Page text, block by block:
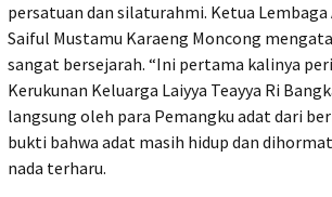
persatuan dan silaturahmi. Ketua Lembaga
Saiful Mustamu Karaeng Moncong
sangat bersejarah. “Ini pertama kalinya
Kerukunan Keluarga Laiyya Teayya Ri
langsung oleh para Pemangku adat dari
bukti bahwa adat masih hidup dan
nada terharu.